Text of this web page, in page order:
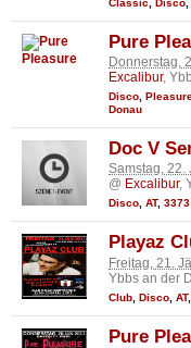
Pure
Donnerstag,
Excalibur,
Disco
Donau
Doc V
Samstag, 22.
@ Excalibur,
Disco, AT, 3373
Playaz
Freitag, 21.
Ybbs an der
Club Disco AT,
Pure